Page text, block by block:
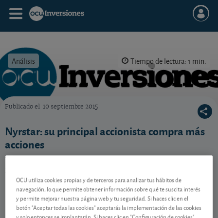
Análisis Tiempo de lectura: 1 min.
Publicado el 10 septiembre 2015
Nyrstar: su principal accionista compra más
acciones
Trafigura refuerza su posición de accionista
Contenido reservado a SOCIOS
OCU utiliza cookies propias y de terceros para analizar tus hábitos de
navegación, lo que permite obtener información sobre qué te suscita interés
y permite mejorar nuestra página web y tu seguridad. Si haces clic en el
botón "Aceptar todas las cookies" aceptarás la implementación de las cookies